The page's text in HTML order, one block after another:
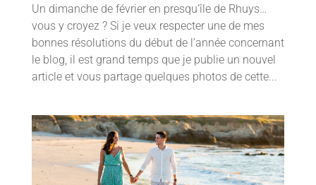
Un dimanche de février en presqu’île de Rhuys…
vous y croyez ? Si je veux respecter une de mes
bonnes résolutions du début de l’année concernant
le blog, il est grand temps que je publie un nouvel
article et vous partage quelques photos de cette...